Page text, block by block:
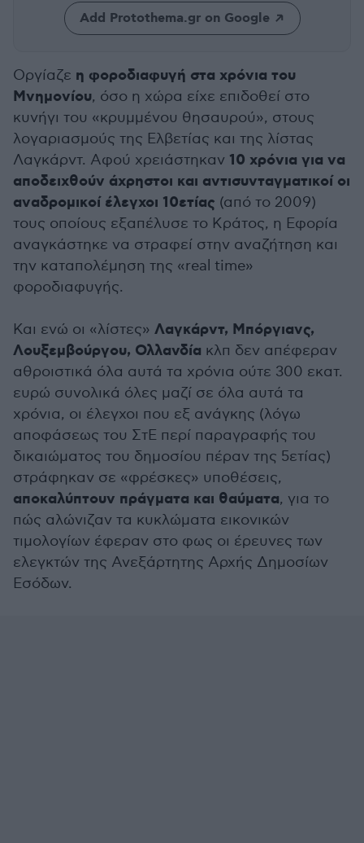
Add Protothema.gr on Google
Οργίαζε η φοροδιαφυγή στα χρόνια του
Μνημονίου, όσο η χώρα είχε επιδοθεί στο
κυνήγι του «κρυμμένου θησαυρού», στους
λογαριασμούς της Ελβετίας και της λίστας
Λαγκάρντ. Αφού χρειάστηκαν 10 χρόνια για να
αποδειχθούν άχρηστοι και αντισυνταγματικοί οι
αναδρομικοί έλεγχοι 10ετίας (από το 2009)
τους οποίους εξαπέλυσε το Κράτος, η Εφορία
αναγκάστηκε να στραφεί στην αναζήτηση και
την καταπολέμηση της «real time»
φοροδιαφυγής.
Και ενώ οι «λίστες» Λαγκάρντ, Μπόργιανς,
Λουξεμβούργου, Ολλανδία κλπ δεν απέφεραν
αθροιστικά όλα αυτά τα χρόνια ούτε 300 εκατ.
ευρώ συνολικά όλες μαζί σε όλα αυτά τα
χρόνια, οι έλεγχοι που εξ ανάγκης (λόγω
αποφάσεως του ΣτΕ περί παραγραφής του
δικαιώματος του δημοσίου πέραν της 5ετίας)
στράφηκαν σε «φρέσκες» υποθέσεις,
αποκαλύπτουν πράγματα και θαύματα, για το
πώς αλώνιζαν τα κυκλώματα εικονικών
τιμολογίων έφεραν στο φως οι έρευνες των
ελεγκτών της Ανεξάρτητης Αρχής Δημοσίων
Εσόδων.